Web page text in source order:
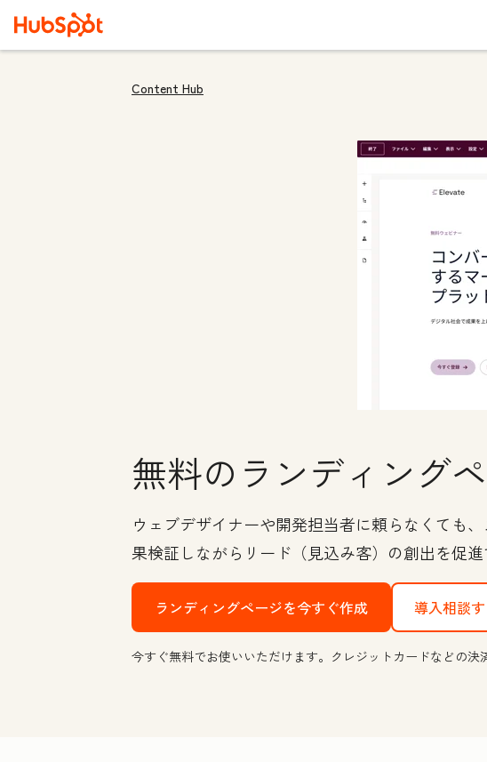
Content Hub
無料のランディング
ウェブデザイナーや開発担当者に頼らなくても
果検証しながらリード（見込み客）の創出を促進
ランディングページを今すぐ作成 導入相談
今すぐ無料でお使いいただけます。クレジットカードなどの決